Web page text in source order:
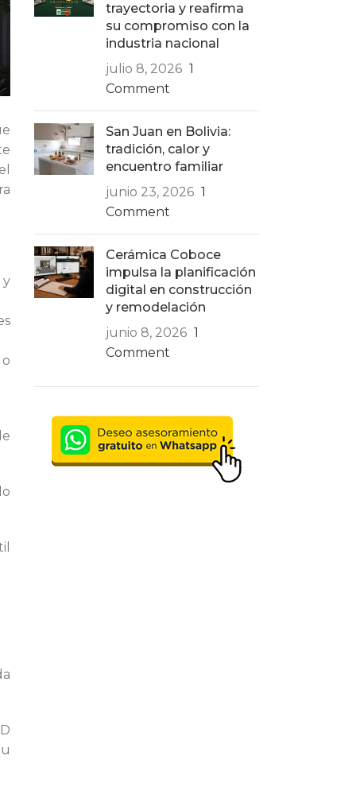
y
trayectoria y reafirma
su compromiso con la
industria nacional
julio 8, 2026 1
Comment
San Juan en Bolivia:
tradición, calor y
encuentro familiar
junio 23, 2026 1
Comment
Cerámica Coboce
impulsa la planificación
digital en construcción
y remodelación
junio 8, 2026 1
Comment